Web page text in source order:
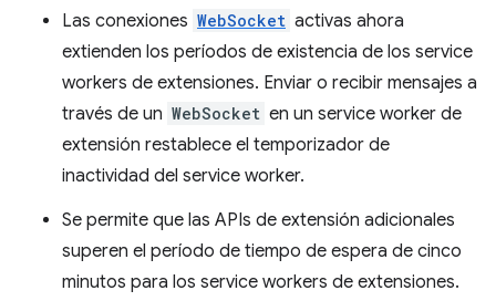
Las conexiones WebSocket activas ahora
extienden los períodos de existencia de los service
workers de extensiones. Enviar o recibir mensajes a
través de un WebSocket en un service worker de
extensión restablece el temporizador de
inactividad del service worker.
Se permite que las APIs de extensión adicionales
superen el período de tiempo de espera de cinco
minutos para los service workers de extensiones.